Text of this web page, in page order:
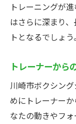
トレーニングが
はさらに深まり
トとなるでしょう。
トレーナーから
川崎市ボクシン
めにトレーナー
なたの動きやフ